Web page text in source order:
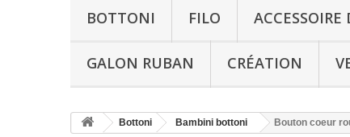
BOTTONI FILO ACCESSOIRE
GALON RUBAN CRÉATION
Bottoni Bambini bottoni Bouton coeur